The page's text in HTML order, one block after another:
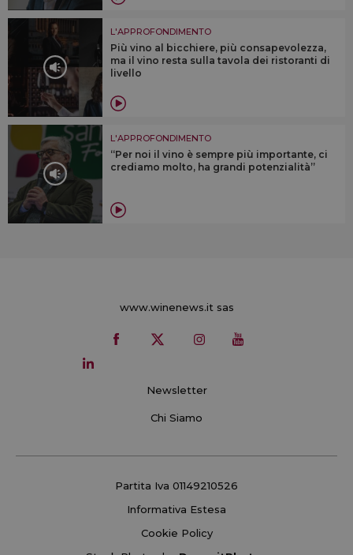
L'APPROFONDIMENTO
Più vino al bicchiere, più consapevolezza,
ma il vino resta sulla tavola dei ristoranti di
livello
L'APPROFONDIMENTO
“Per noi il vino è sempre più importante, ci
crediamo molto, ha grandi potenzialità”
www.winenews.it sas
Newsletter
Chi Siamo
Partita Iva 01149210526
Informativa Estesa
Cookie Policy